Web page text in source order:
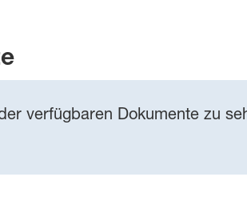
verfügbaren Dokumente zu